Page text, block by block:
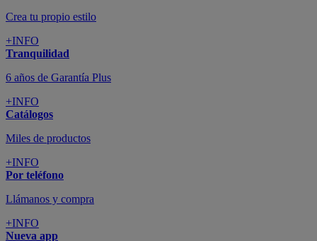
Crea tu propio estilo
+INFO
Tranquilidad
6 años de Garantía Plus
+INFO
Catálogos
Miles de productos
+INFO
Por teléfono
Llámanos y compra
+INFO
Nueva app